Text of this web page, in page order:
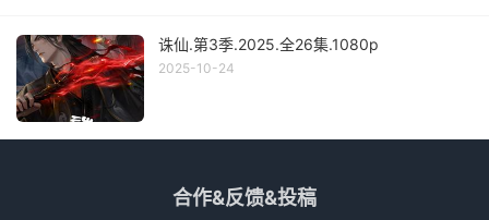
诛仙.第3季.2025.全26集.1080p
2025-10-24
合作&反馈&投稿